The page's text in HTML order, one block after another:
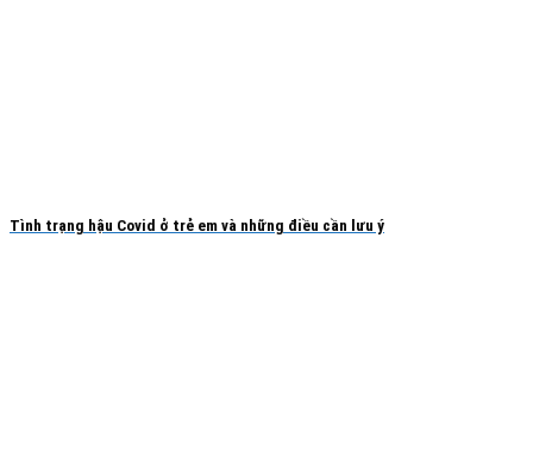
Tình trạng hậu Covid ở trẻ em và những điều cần lưu ý